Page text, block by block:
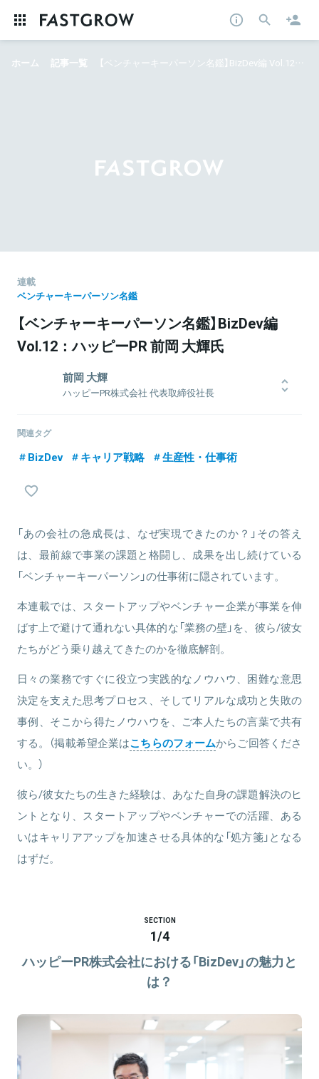
ホーム 記事一覧 【ベンチャーキーパーソン名鑑】BizDev編 Vol.12：ハッピーPR 前岡 大輝氏
連載
ベンチャーキーパーソン名鑑
【ベンチャーキーパーソン名鑑】BizDev編
Vol.12：ハッピーPR 前岡 大輝氏
前岡 大輝
ハッピーPR株式会社 代表取締役社長
中心に、電鉄業界、印刷業界向けの代理店営業、教育、人材、中食
Webマーケティング成果向上に貢献。2020年より金融機関（地方銀
のコンサルティングを担当し、2025年4月よりハッピーPR株式会社
の代表取締役社長に就任。また中小企業診断士としても活動中。
関連タグ
BizDev キャリア戦略 生産性・仕事術
「あの会社の急成長は、なぜ実現できたのか？」その答え
は、最前線で事業の課題と格闘し、成果を出し続けている
「ベンチャーキーパーソン」の仕事術に隠されています。
本連載では、スタートアップやベンチャー企業が事業を伸
ばす上で避けて通れない具体的な「業務の壁」を、彼ら/彼女
たちがどう乗り越えてきたのかを徹底解剖。
日々の業務ですぐに役立つ実践的なノウハウ、困難な意思
決定を支えた思考プロセス、そしてリアルな成功と失敗の
事例、そこから得たノウハウを、ご本人たちの言葉で共有
する。（掲載希望企業はこちらのフォームからご回答くださ
い。）
彼ら/彼女たちの生きた経験は、あなた自身の課題解決のヒ
ントとなり、スタートアップやベンチャーでの活躍、ある
いはキャリアアップを加速させる具体的な「処方箋」となる
はずだ。
SECTION
1/4
ハッピーPR株式会社における「BizDev」の魅力と
は？